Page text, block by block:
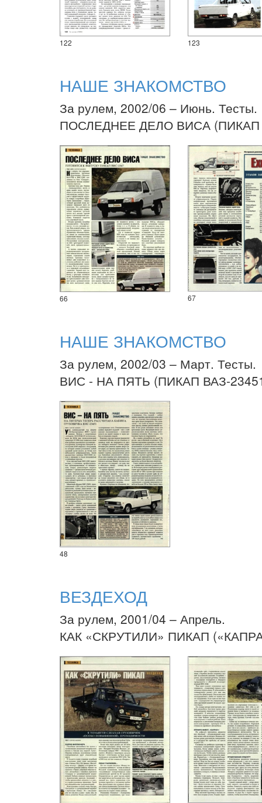
122 123
НАШЕ ЗНАКОМСТВО
За рулем, 2002/06 – Июнь. Тесты.
ПОСЛЕДНЕЕ ДЕЛО ВИСА
66 67
НАШЕ ЗНАКОМСТВО
За рулем, 2002/03 – Март. Тесты.
ВИС - НА ПЯТЬ (ПИКАП ВАЗ-
48
ВЕЗДЕХОД
За рулем, 2001/04 – Апрель.
КАК «СКРУТИЛИ» ПИКАП